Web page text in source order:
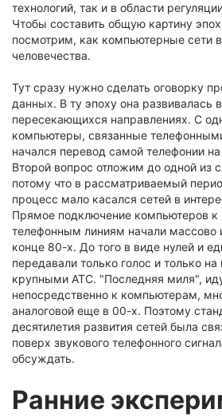
технологий, так и в области
Чтобы составить общую картину
посмотрим, как компьютерные сети
человечества.
Тут сразу нужно сделать оговорку
данных. В ту эпоху она развивалась
пересекающихся направлениях. С
компьютеры, связанные
начался перевод самой телефонии
Второй вопрос отложим до одной из
потому что в рассматриваемый
процесс мало касался сетей в
Прямое подключение компьютеров
телефонным линиям начали массово
конце 80-х. До того в виде нулей и
передавали только голос и только
крупными АТС. "Последняя миля",
непосредственно к компьютерам,
аналоговой еще в 00-х. Поэтому
десятилетия развития сетей была
поверх звукового телефонного
обсуждать.
Ранние